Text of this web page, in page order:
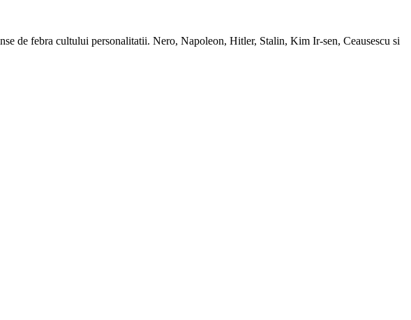
de febra cultului personalitatii. Nero, Napoleon, Hitler, Stalin, Kim Ir-sen, Ceausescu si